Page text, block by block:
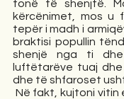
tonë të shenjtë.
kërcënimet, mos u
tepër i madh i
braktisi popullin
shenjë nga ti
luftëtarëve tuaj
dhe të shfaroset